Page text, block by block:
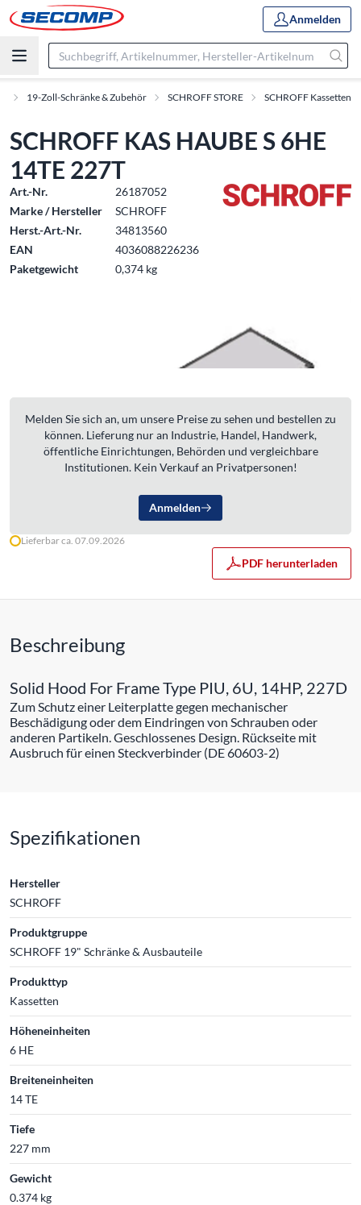
Anmelden
19-Zoll-Schränke & Zubehör SCHROFF STORE SCHROFF Kassetten
SCHROFF KAS HAUBE S 6HE
14TE 227T
Art.-Nr.
26187052
Marke / Hersteller
SCHROFF
Herst.-Art.-Nr.
34813560
EAN
4036088226236
Paketgewicht
0,374 kg
Melden Sie sich an, um unsere Preise zu sehen und bestellen zu
können. Lieferung nur an Industrie, Handel, Handwerk,
öffentliche Einrichtungen, Behörden und vergleichbare
Institutionen. Kein Verkauf an Privatpersonen!
Anmelden
Lieferbar ca. 07.09.2026
PDF herunterladen
Beschreibung
Solid Hood For Frame Type PIU, 6U, 14HP, 227D
Zum Schutz einer Leiterplatte gegen mechanischer
Beschädigung oder dem Eindringen von Schrauben oder
anderen Partikeln. Geschlossenes Design. Rückseite mit
Ausbruch für einen Steckverbinder (DE 60603-2)
Spezifikationen
Hersteller
SCHROFF
Produktgruppe
SCHROFF 19" Schränke & Ausbauteile
Produkttyp
Kassetten
Höheneinheiten
6 HE
Breiteneinheiten
14 TE
Tiefe
227 mm
Gewicht
0.374 kg